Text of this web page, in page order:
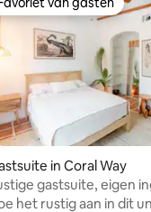
van 4,79 op 5,
van gasten
in Coral Way
gastsuite, eigen
het rustig aan in dit